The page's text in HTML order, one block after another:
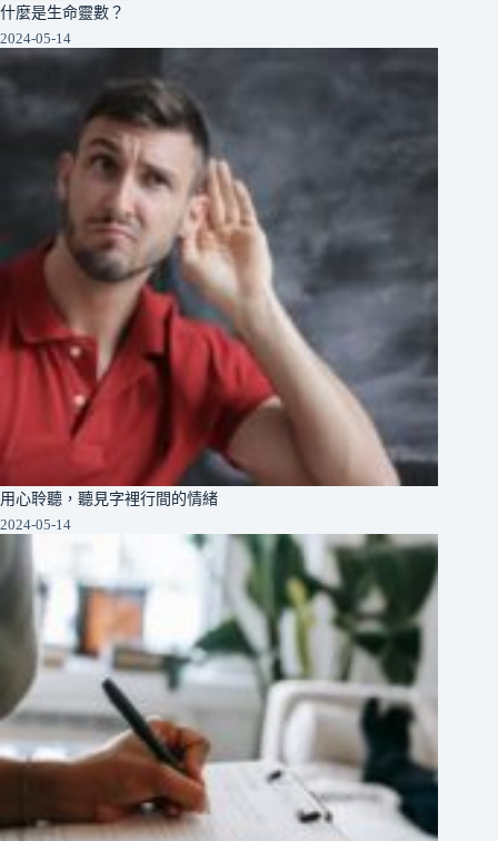
什麼是生命靈數？
2024-05-14
用心聆聽，聽見字裡行間的情緒
2024-05-14